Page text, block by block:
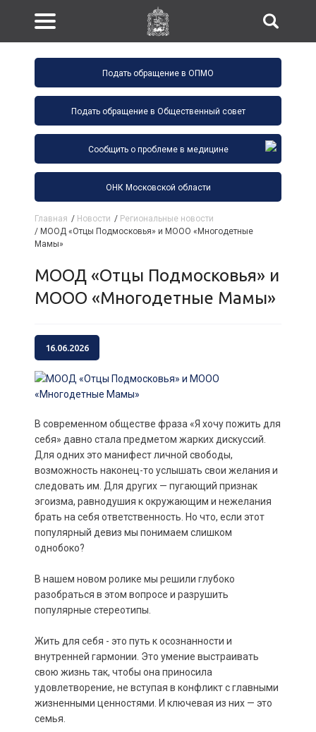
Подать обращение в ОПМО
Подать обращение в Общественный совет
Сообщить о проблеме в медицине
ОНК Московской области
Главная / Новости / Региональные новости
/ МООД «Отцы Подмосковья» и МООО «Многодетные
Мамы»
МООД «Отцы Подмосковья» и
МООО «Многодетные Мамы»
16.06.2026
В современном обществе фраза «Я хочу пожить для
себя» давно стала предметом жарких дискуссий.
Для одних это манифест личной свободы,
возможность наконец-то услышать свои желания и
следовать им. Для других — пугающий признак
эгоизма, равнодушия к окружающим и нежелания
брать на себя ответственность. Но что, если этот
популярный девиз мы понимаем слишком
однобоко?
В нашем новом ролике мы решили глубоко
разобраться в этом вопросе и разрушить
популярные стереотипы.
Жить для себя - это путь к осознанности и
внутренней гармонии. Это умение выстраивать
свою жизнь так, чтобы она приносила
удовлетворение, не вступая в конфликт с главными
жизненными ценностями. И ключевая из них — это
семья.